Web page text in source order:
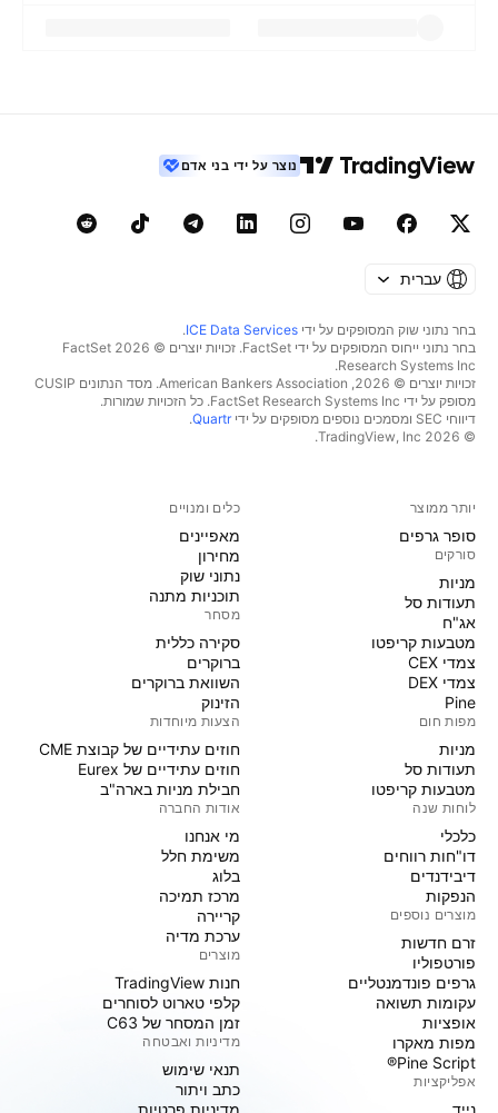
נוצר על ידי בני אדם
עברית
בחר נתוני שוק המסופקים על ידי ICE Data Services
.
בחר נתוני ייחוס המסופקים על ידי FactSet. זכויות יוצרים © 2026 ‏FactSet
Research Systems Inc.‏
זכויות יוצרים © 2026, ‏American Bankers Association. מסד הנתונים CUSIP
מסופק על ידי FactSet Research Systems Inc. כל הזכויות שמורות.
דיווחי SEC ומסמכים נוספים מסופקים על ידי
Quartr
.
© 2026 ‏TradingView, Inc.‏
יותר ממוצר
סופר גרפים
סורקים
מניות‏
תעודות סל
אג"ח
מטבעות קריפטו
צמדי CEX
צמדי DEX
Pine
מפות חום
מניות‏
תעודות סל
מטבעות קריפטו
לוחות שנה
כלכלי
דו"חות רווחים
דיבידנדים
הנפקות
מוצרים נוספים
זרם חדשות
פורטפוליו
גרפים פונדמנטליים
עקומות תשואה
אופציות
מפות מאקרו
Pine Script®
אפליקציות
נייד
כלים ומנויים
מאפיינים
מחירון
נתוני שוק
תוכניות מתנה
מסחר
סקירה כללית
ברוקרים
השוואת ברוקרים
הזינוק
הצעות מיוחדות
חוזים עתידיים של קבוצת CME
חוזים עתידיים של Eurex
חבילת מניות בארה"ב
אודות החברה
מי אנחנו
משימת חלל
בלוג
מרכז תמיכה
קריירה
ערכת מדיה
מוצרים
חנות TradingView
קלפי טארוט לסוחרים
זמן המסחר של C63
מדיניות ואבטחה
תנאי שימוש
כתב ויתור
מדיניות פרטיות